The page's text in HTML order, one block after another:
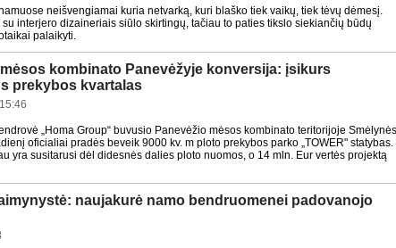
neišvengiamai kuria netvarką, kuri blaško tiek vaikų, tiek tėvų dėmesį.
interjero dizaineriais siūlo skirtingų, tačiau to paties tikslo siekiančių būdų
palaikyti.
kombinato Panevėžyje konversija: įsikurs
prekybos kvartalas
„Homa Group“ buvusio Panevėžio mėsos kombinato teritorijoje
oficialiai pradės beveik 9000 kv. m ploto prekybos parko „TOWER" statybas.
yra susitarusi dėl didesnės dalies ploto nuomos, o 14 mln. Eur vertės projektą
naujakurė namo bendruomenei padovanojo